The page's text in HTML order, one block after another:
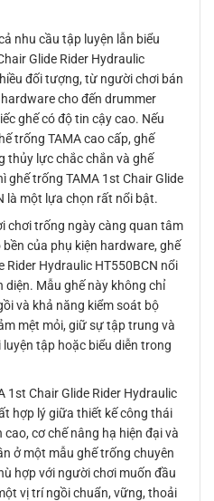
nhu cầu tập luyện lẫn biểu
Glide Rider Hydraulic
đối tượng, từ người chơi bán
cho đến drummer
ghế có độ tin cậy cao. Nếu
trống TAMA cao cấp, ghế
thủy lực chắc chắn và ghế
ghế trống TAMA 1st Chair Glide
là một lựa chọn rất nổi bật.
chơi trống ngày càng quan tâm
của phụ kiện hardware, ghế
Rider Hydraulic HT550BCN nổi
diện. Mẫu ghế này không chỉ
và khả năng kiểm soát bộ
mệt mỏi, giữ sự tập trung và
tập hoặc biểu diễn trong
1st Chair Glide Rider Hydraulic
hợp lý giữa thiết kế công thái
cơ chế nâng hạ hiện đại và
ở một mẫu ghế trống chuyên
hợp với người chơi muốn đầu
vị trí ngồi chuẩn, vững, thoải